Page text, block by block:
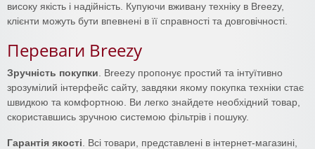
високу якість і надійність. Купуючи вживану техніку в Breezy,
клієнти можуть бути впевнені в її справності та довговічності.
Переваги Breezy
Зручність покупки . Breezy пропонує простий та інтуїтивно
зрозумілий інтерфейс сайту, завдяки якому покупка техніки стає
швидкою та комфортною. Ви легко знайдете необхідний товар,
скориставшись зручною системою фільтрів і пошуку.
Гарантія якості . Всі товари, представлені в інтернет-магазині,